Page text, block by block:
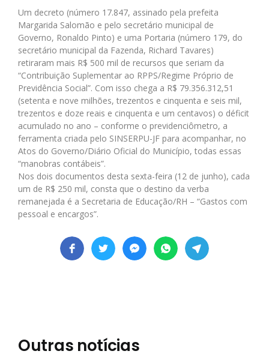
Um decreto (número 17.847, assinado pela prefeita
Margarida Salomão e pelo secretário municipal de
Governo, Ronaldo Pinto) e uma Portaria (número 179, do
secretário municipal da Fazenda, Richard Tavares)
retiraram mais R$ 500 mil de recursos que seriam da
“Contribuição Suplementar ao RPPS/Regime Próprio de
Previdência Social”. Com isso chega a R$ 79.356.312,51
(setenta e nove milhões, trezentos e cinquenta e seis mil,
trezentos e doze reais e cinquenta e um centavos) o déficit
acumulado no ano – conforme o previdenciômetro, a
ferramenta criada pelo SINSERPU-JF para acompanhar, no
Atos do Governo/Diário Oficial do Município, todas essas
“manobras contábeis”.
Nos dois documentos desta sexta-feira (12 de junho), cada
um de R$ 250 mil, consta que o destino da verba
remanejada é a Secretaria de Educação/RH – “Gastos com
pessoal e encargos”.
Outras notícias